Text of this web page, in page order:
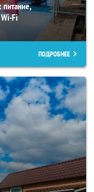
Fi
ПОДРОБНЕЕ